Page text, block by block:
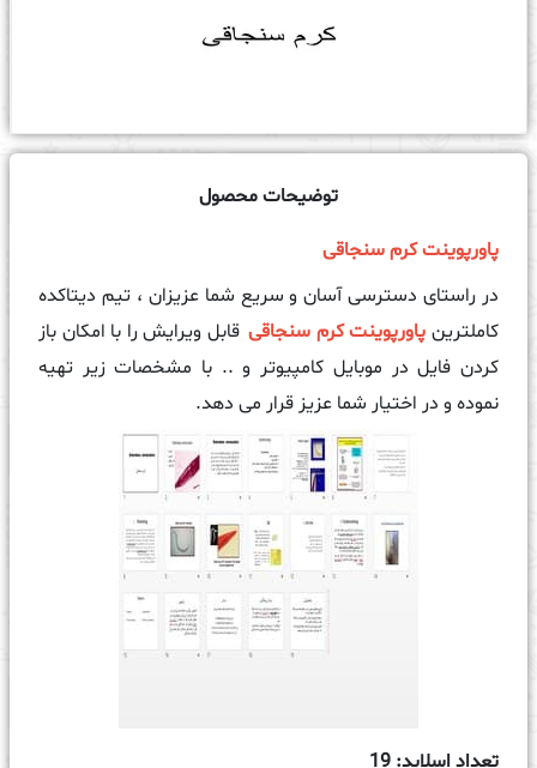
توضیحات محصول
پاورپوینت کرم سنجاقی
در راستای دسترسی آسان و سریع شما عزیزان ، تیم دیتاکده
کاملترین پاورپوینت کرم سنجاقی قابل ویرایش را با امکان باز
کردن فایل در موبایل کامپیوتر و .. با مشخصات زیر تهیه
نموده و در اختیار شما عزیز قرار می دهد.
تعداد اسلاید: 19